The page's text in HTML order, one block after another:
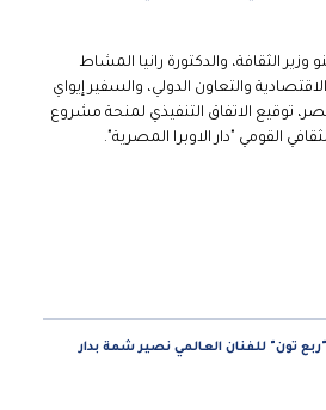
الثقافة، والدكتورة رانيا المشاط
والتعاون الدولي، والسفير إيواي
توقيع الاتفاق التنفيذي لمنحة مشروع
القومي "دار الاوبرا المصرية".
تون" للفنان العالمي نصير شمة بدار